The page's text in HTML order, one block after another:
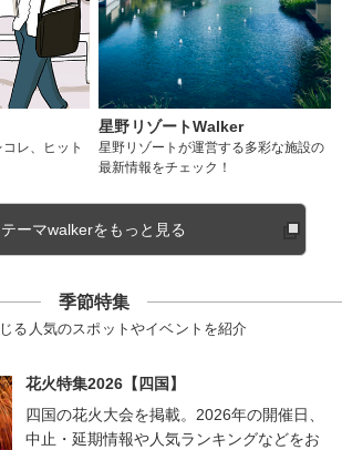
レ、ヒット
星野リゾートWalker
星野リゾートが運営する多彩な施設の
最新情報をチェック！
テーマwalkerをもっと見る
季節特集
る人気のスポットやイベントを紹介
花火特集2026【四国】
四国の花火大会を掲載。2026年の開催日、
中止・延期情報や人気ランキングなどをお